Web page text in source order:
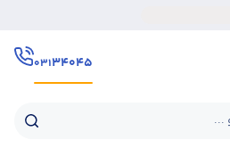
۳۴۰۴۵۰۳۱
...